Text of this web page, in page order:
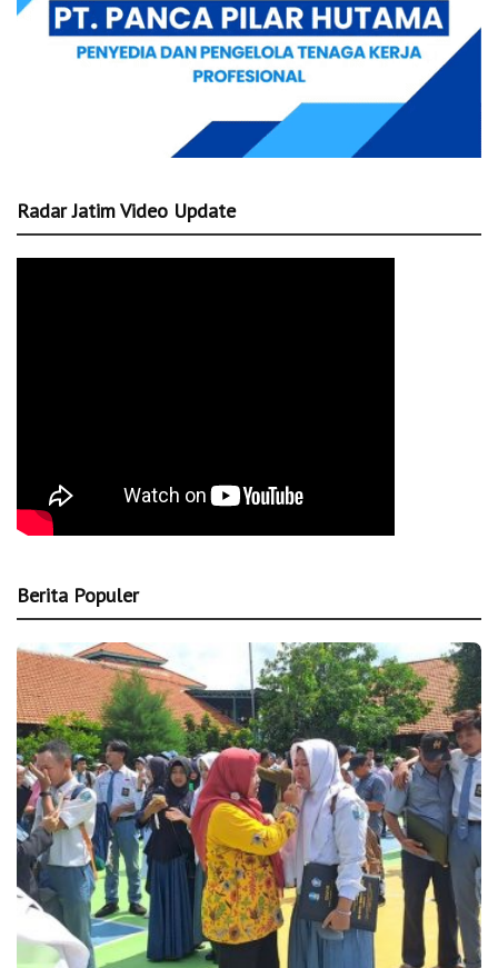
Radar Jatim Video Update
Berita Populer